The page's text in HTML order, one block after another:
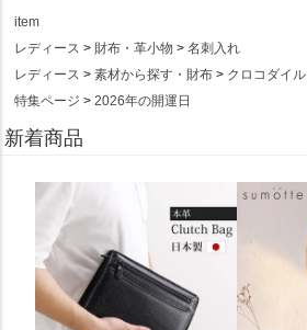
item
レディース
財布・革小物
名刺入れ
レディース
素材から探す・財布 クロコダイル
特集ページ
2026年の開運日
新着商品